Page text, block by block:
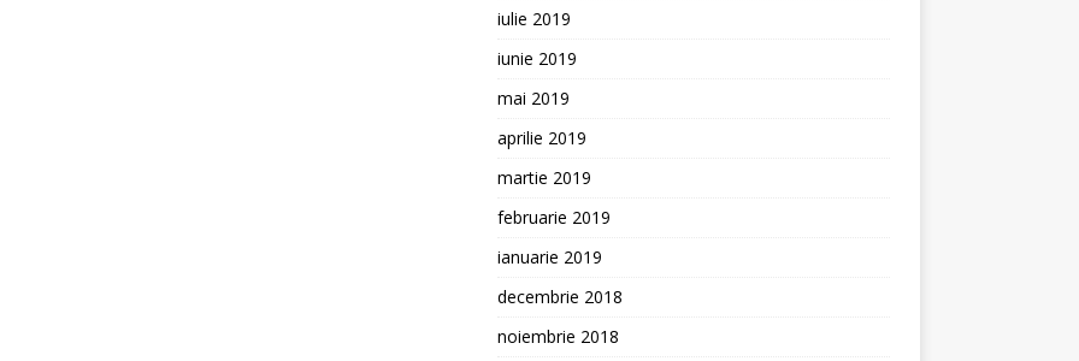
iulie 2019
iunie 2019
mai 2019
aprilie 2019
martie 2019
februarie 2019
ianuarie 2019
decembrie 2018
noiembrie 2018